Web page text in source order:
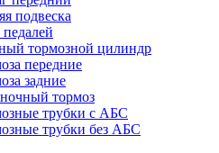
подвеска
тормозной цилиндр
передние
задние
тормоз
трубки с АБС
трубки без АБС